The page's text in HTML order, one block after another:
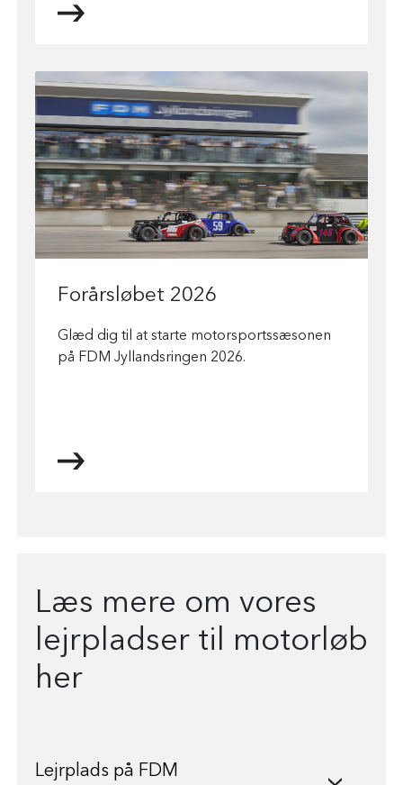
Forårsløbet 2026
Glæd dig til at starte motorsportssæsonen
på FDM Jyllandsringen 2026.
Læs mere om vores
lejrpladser til motorløb
her
Lejrplads på FDM